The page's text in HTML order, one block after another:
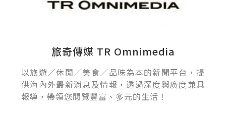
旅奇傳媒 TR Omnimedia
以旅遊／休閒／美食／品味為本的新聞平台，提
供海內外最新消息及情報，透過深度與廣度兼具
報導，帶領您閱覽豐富、多元的生活！